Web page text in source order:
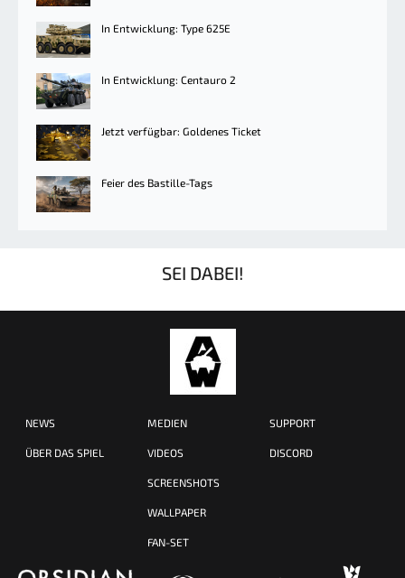
In Entwicklung: Type 625E
In Entwicklung: Centauro 2
Jetzt verfügbar: Goldenes Ticket
Feier des Bastille-Tags
SEI DABEI!
NEWS
ÜBER DAS SPIEL
MEDIEN
VIDEOS
SCREENSHOTS
WALLPAPER
FAN-SET
SUPPORT
DISCORD